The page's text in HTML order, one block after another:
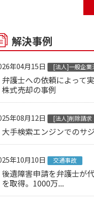
解決事例
年04月15日 [法人]一般企業
弁護士への依頼によって
株式売却の事例
年08月12日 [法人]削除請求
大手検索エンジンでのサ
年10月10日 交通事故
後遺障害申請を弁護士が
を取得。1000万...